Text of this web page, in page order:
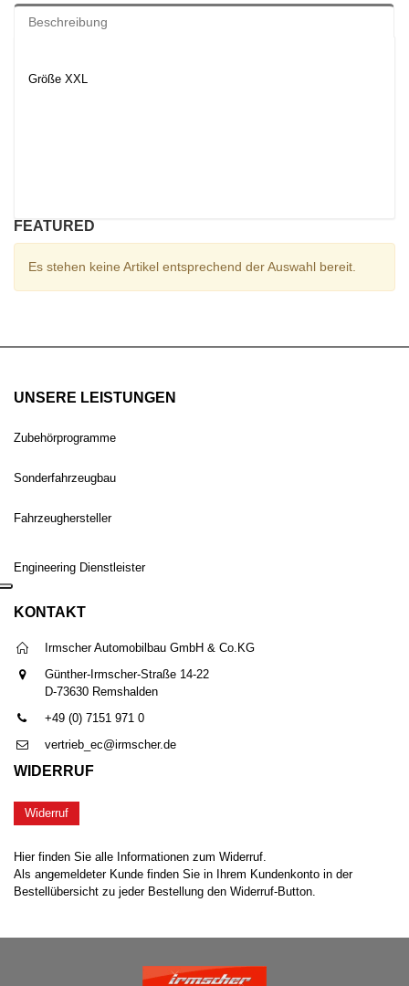
Beschreibung
Größe XXL
FEATURED
Es stehen keine Artikel entsprechend der Auswahl bereit.
UNSERE LEISTUNGEN
Zubehörprogramme
Sonderfahrzeugbau
Fahrzeughersteller
Engineering Dienstleister
KONTAKT
Irmscher Automobilbau GmbH & Co.KG
Günther-Irmscher-Straße 14-22
D-73630 Remshalden
+49 (0) 7151 971 0
vertrieb_ec@irmscher.de
WIDERRUF
Widerruf
Hier finden Sie alle Informationen zum Widerruf.
Als angemeldeter Kunde finden Sie in Ihrem Kundenkonto in der
Bestellübersicht zu jeder Bestellung den Widerruf-Button.